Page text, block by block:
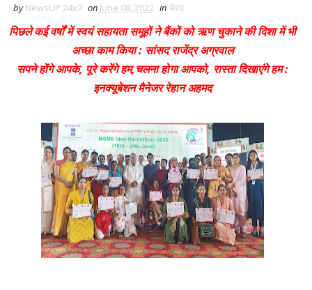
by NewsUP 24x7 on June 08, 2022 in मेरठ
पिछले कई वर्षों में स्वयं सहायता समूहों ने बैंकों को ऋण चुकाने की दिशा में भी
अच्छा काम किया : सांसद राजेंद्र अग्रवाल
सपने होंगे आपके, पूरे करेंगे हम,चलना होगा आपको, रास्ता दिखाएंगे हम :
इनक्यूबेशन मैनेजर रेहान अहमद